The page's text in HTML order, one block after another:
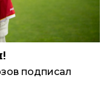
подписал